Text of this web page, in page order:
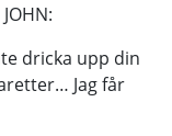
JOHN:
dricka upp din
Jag får